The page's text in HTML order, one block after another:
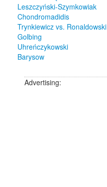
Leszczyński-Szymkowiak
Chondromadidis
Trynkiewicz vs. Ronaldowski
Golbing
Uhreńczykowski
Barysow
Advertising: